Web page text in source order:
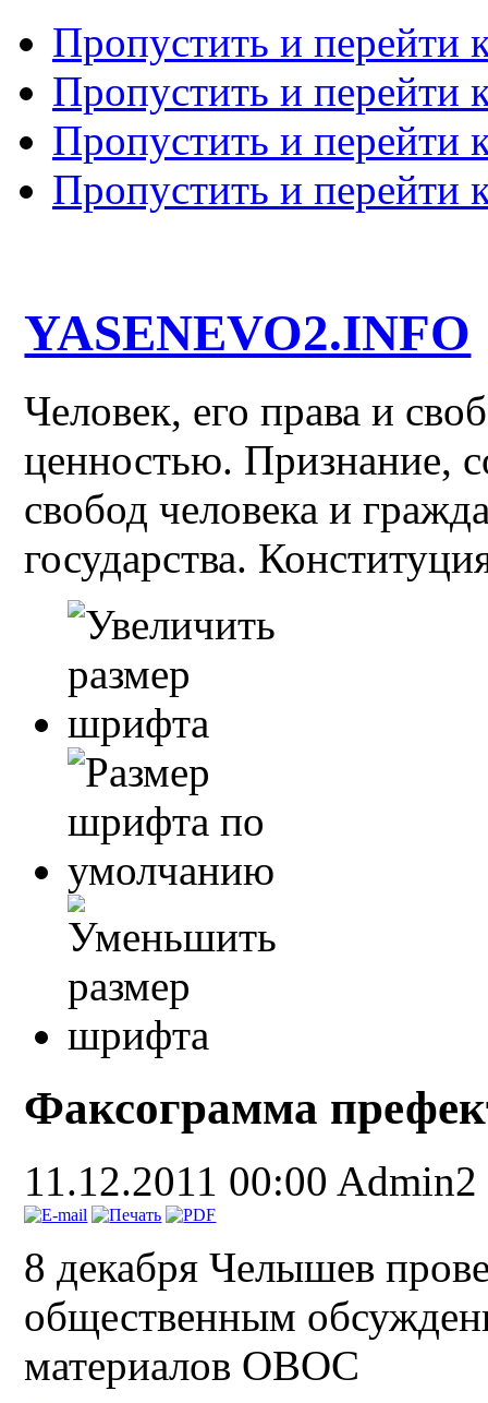
Пропустить и перейти
Пропустить и перейти
Пропустить и перейти
Пропустить и перейти
YASENEVO2.INFO
Человек, его права и
ценностью. Признание,
свобод человека и
государства.
Факсограмма
11.12.2011 00:00 Admin2
8 декабря Челышев
общественным
материалов ОВОС